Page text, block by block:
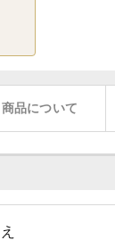
商品について